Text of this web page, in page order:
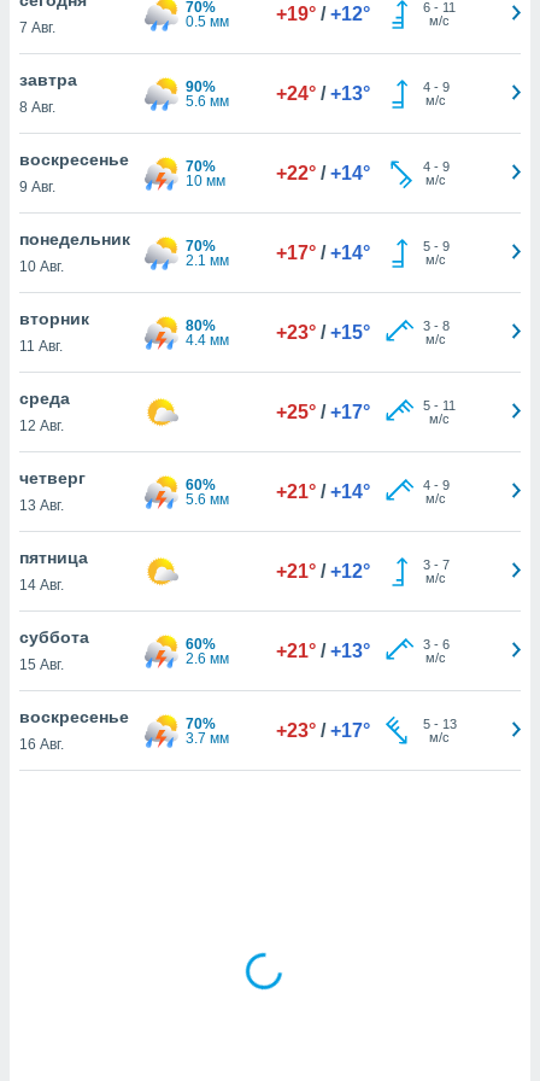
действия
на веб-
основе.
нашей
cookie
в
ВЫ
равно
нашим
7 Авг.
70%
0.5 мм
+19° / +12° 6- 11
м/с
завтра
8 Авг.
90%
5.6 мм
+24° / +13° 4- 9
м/с
воскресенье
9 Авг.
70%
10 мм
+22° / +14° 4- 9
м/с
понедельник
10 Авг.
70%
2.1 мм
+17° / +14° 5- 9
м/с
вторник
11 Авг.
80%
4.4 мм
+23° / +15° 3- 8
м/с
среда
12 Авг.
+25° / +17° 5- 11
м/с
четверг
13 Авг.
60%
5.6 мм
+21° / +14° 4- 9
м/с
пятница
14 Авг.
+21° / +12° 3- 7
м/с
суббота
15 Авг.
60%
2.6 мм
+21° / +13° 3- 6
м/с
воскресенье
16 Авг.
70%
3.7 мм
+23° / +17° 5- 13
м/с